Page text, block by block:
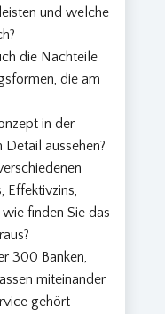
und welche
die Nachteile
die am
in der
aussehen?
Effektivzins,
finden Sie das
300 Banken,
miteinander
gehört